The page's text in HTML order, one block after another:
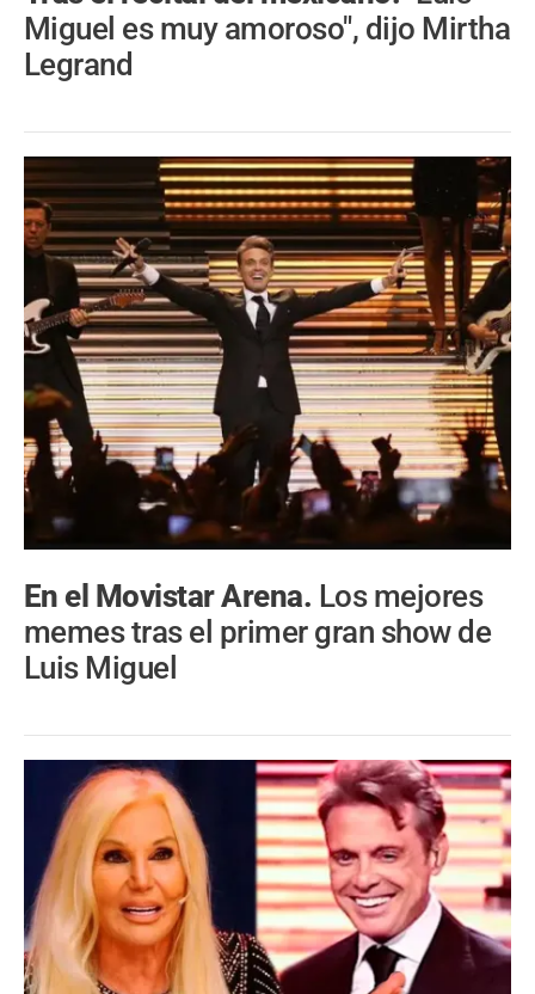
Miguel es muy amoroso", dijo Mirtha
Legrand
En el Movistar Arena. Los mejores
memes tras el primer gran show de
Luis Miguel